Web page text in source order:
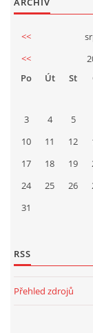
<<
<<
Po
Út St
3
4 5
10
11 12
17
18 19
24
25 26
31
RSS
Přehled zdrojů